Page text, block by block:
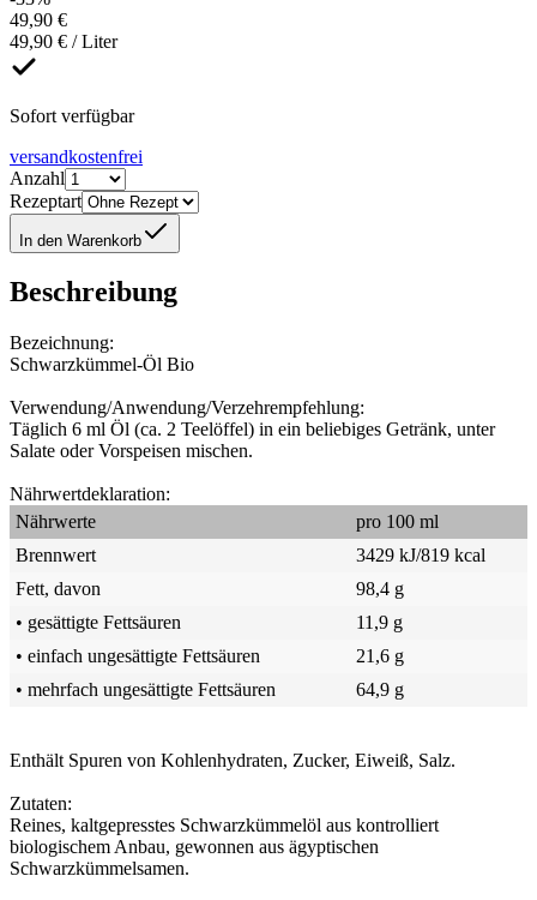
49,90 €
49,90 € / Liter
Sofort verfügbar
versandkostenfrei
Anzahl
Rezeptart
In den Warenkorb
Beschreibung
Bezeichnung:
Schwarzkümmel-Öl Bio
Verwendung/Anwendung/Verzehrempfehlung:
Täglich 6 ml Öl (ca. 2 Teelöffel) in ein beliebiges Getränk, unter
Salate oder Vorspeisen mischen.
Nährwertdeklaration:
Nährwerte
pro 100 ml
Brennwert
3429 kJ/819 kcal
Fett, davon
98,4 g
• gesättigte Fettsäuren
11,9 g
• einfach ungesättigte Fettsäuren
21,6 g
• mehrfach ungesättigte Fettsäuren
64,9 g
Enthält Spuren von Kohlenhydraten, Zucker, Eiweiß, Salz.
Zutaten:
Reines, kaltgepresstes Schwarzkümmelöl aus kontrolliert
biologischem Anbau, gewonnen aus ägyptischen
Schwarzkümmelsamen.